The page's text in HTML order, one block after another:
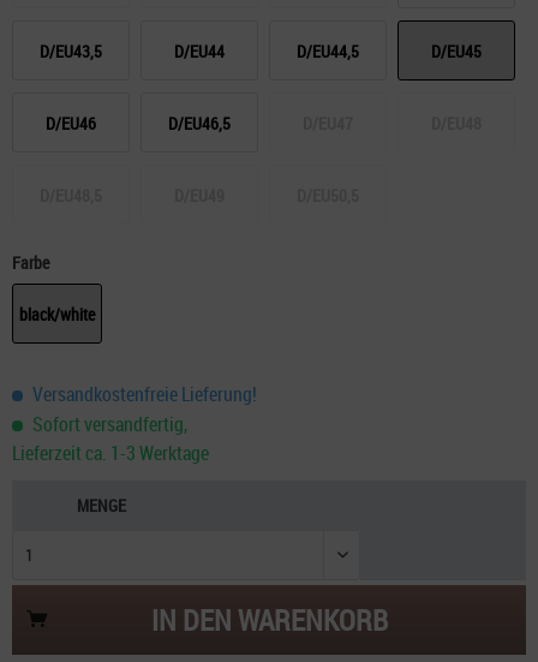
D/EU43,5 D/EU44 D/EU44,5 D/EU45
D/EU46 D/EU46,5
Farbe
black/white
Versandkostenfreie Lieferung!
Sofort versandfertig,
Lieferzeit ca. 1-3 Werktage
MENGE
IN DENWARENKORB